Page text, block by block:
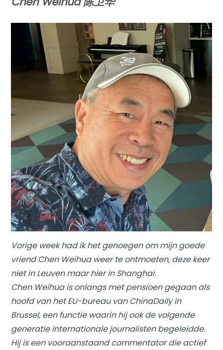
Vorige week had ik het genoegen om mijn goede
vriend Chen Weihua weer te ontmoeten, deze keer
niet in Leuven maar hier in Shanghai.
Chen Weihua is onlangs met pensioen gegaan als
hoofd van het EU-bureau van ChinaDaily in
Brussel, een functie waarin hij ook de volgende
generatie internationale journalisten begeleidde.
Hij is een vooraanstaand commentator die actief